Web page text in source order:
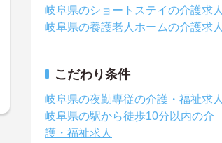
岐阜県のショートステイの介護求人
岐阜県の養護老人ホームの介護求人
こだわり条件
岐阜県の夜勤専従の介護・福祉求人
岐阜県の駅から徒歩10分以内の介
護・福祉求人